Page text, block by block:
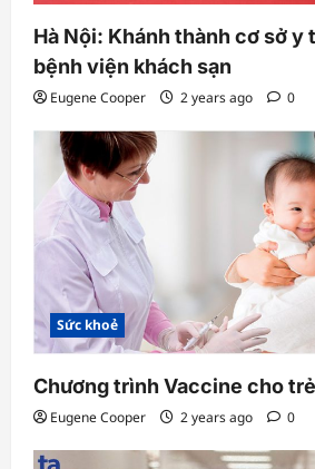
Hà Nội: Khánh thành cơ sở y
bệnh viện khách sạn
Eugene Cooper 2 years ago 0
Sức khoẻ
Chương trình Vaccine cho trẻ
Eugene Cooper 2 years ago 0